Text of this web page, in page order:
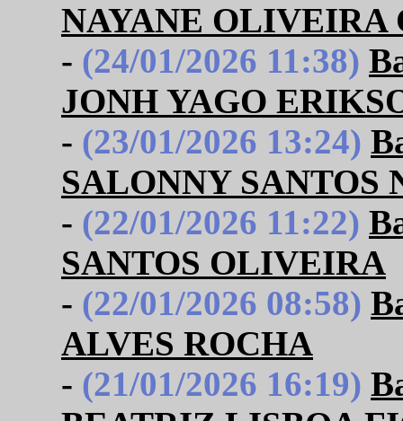
NAYANE OLIVEIRA
- (24/01/2026 11:38)
JONH YAGO
- (23/01/2026 13:24)
SALONNY SANTOS
- (22/01/2026 11:22)
SANTOS OLIVEIRA
- (22/01/2026 08:58)
ALVES ROCHA
- (21/01/2026 16:19)